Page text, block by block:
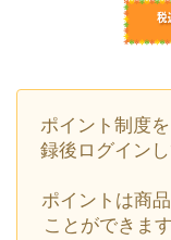
ポイント制度
録後ログイン
ポイントは商
ことができま